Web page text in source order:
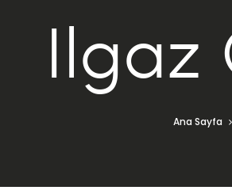
Ilgaz
Ana Sayfa